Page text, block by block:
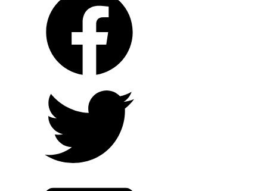
Giải Pháp Organic Carbon Cho Khu Xử
Lý Nước Thải _Nhà Máy Chế Biến Sữa,
Trường Thọ – Thủ Đức – TP. Hồ Chí
Minh